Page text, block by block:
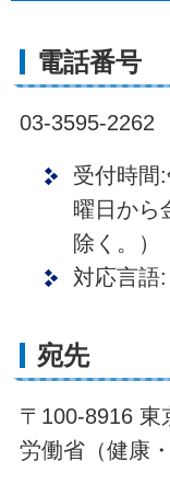
電話番号
03-3595-2262
受付時間
曜日から
除く。）
対応言語
宛先
〒100-8916 東
労働省（健康